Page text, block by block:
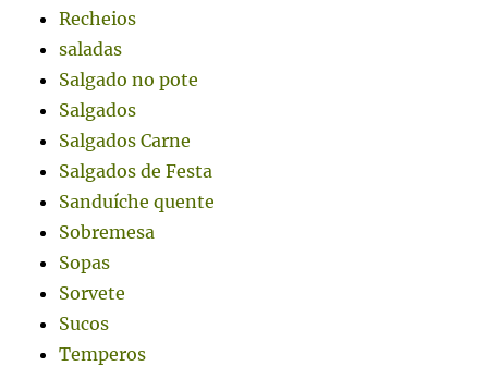
Recheios
saladas
Salgado no pote
Salgados
Salgados Carne
Salgados de Festa
Sanduíche quente
Sobremesa
Sopas
Sorvete
Sucos
Temperos